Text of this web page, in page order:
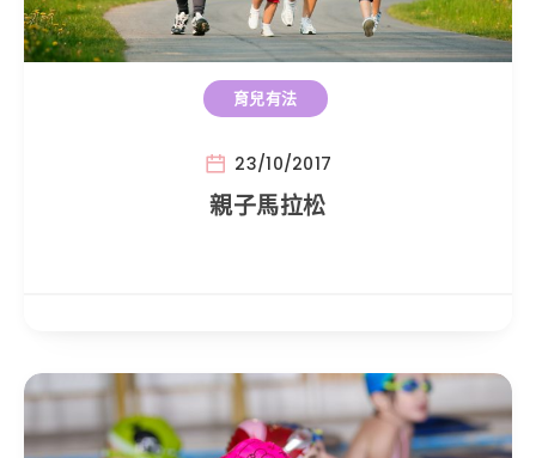
育兒有法
23/10/2017
親子馬拉松